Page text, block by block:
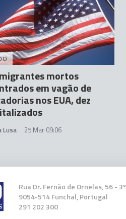
mortos
em vagão de
nos EUA, dez
Lusa 25 Mar 09:06
Rua Dr. Fernão de Ornelas, 56 - 3º
9054-514 Funchal, Portugal
291 202 300